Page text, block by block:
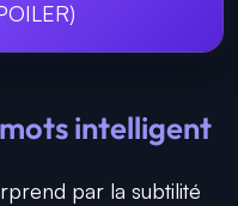
intelligent
par la subtilité